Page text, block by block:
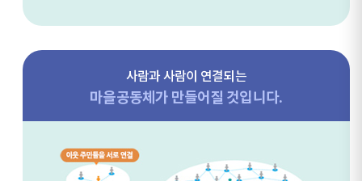
사람과 사람이 연결되는
마을공동체가 만들어질 것입니다.